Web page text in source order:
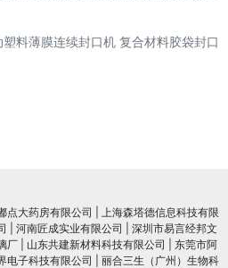
料薄膜连续封口机 复合材料胶袋封口
点大药房有限公司
上海森塔德信息科技有限
河南匠成实业有限公司
深圳市易言经邦文
厂 山东共建新材料科技有限公司
东莞市阿
电子科技有限公司
丽合三生（广州）生物科